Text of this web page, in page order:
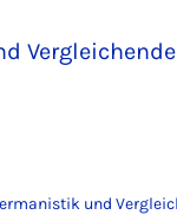
Vergleichende
und